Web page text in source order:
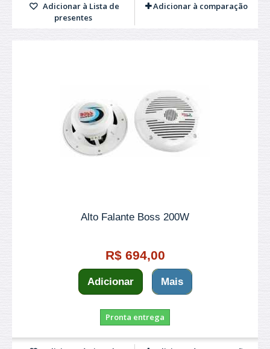
Adicionar à Lista de
presentes
Adicionar à comparação
Alto Falante Boss 200W
R$ 694,00
Adicionar Mais
Pronta entrega